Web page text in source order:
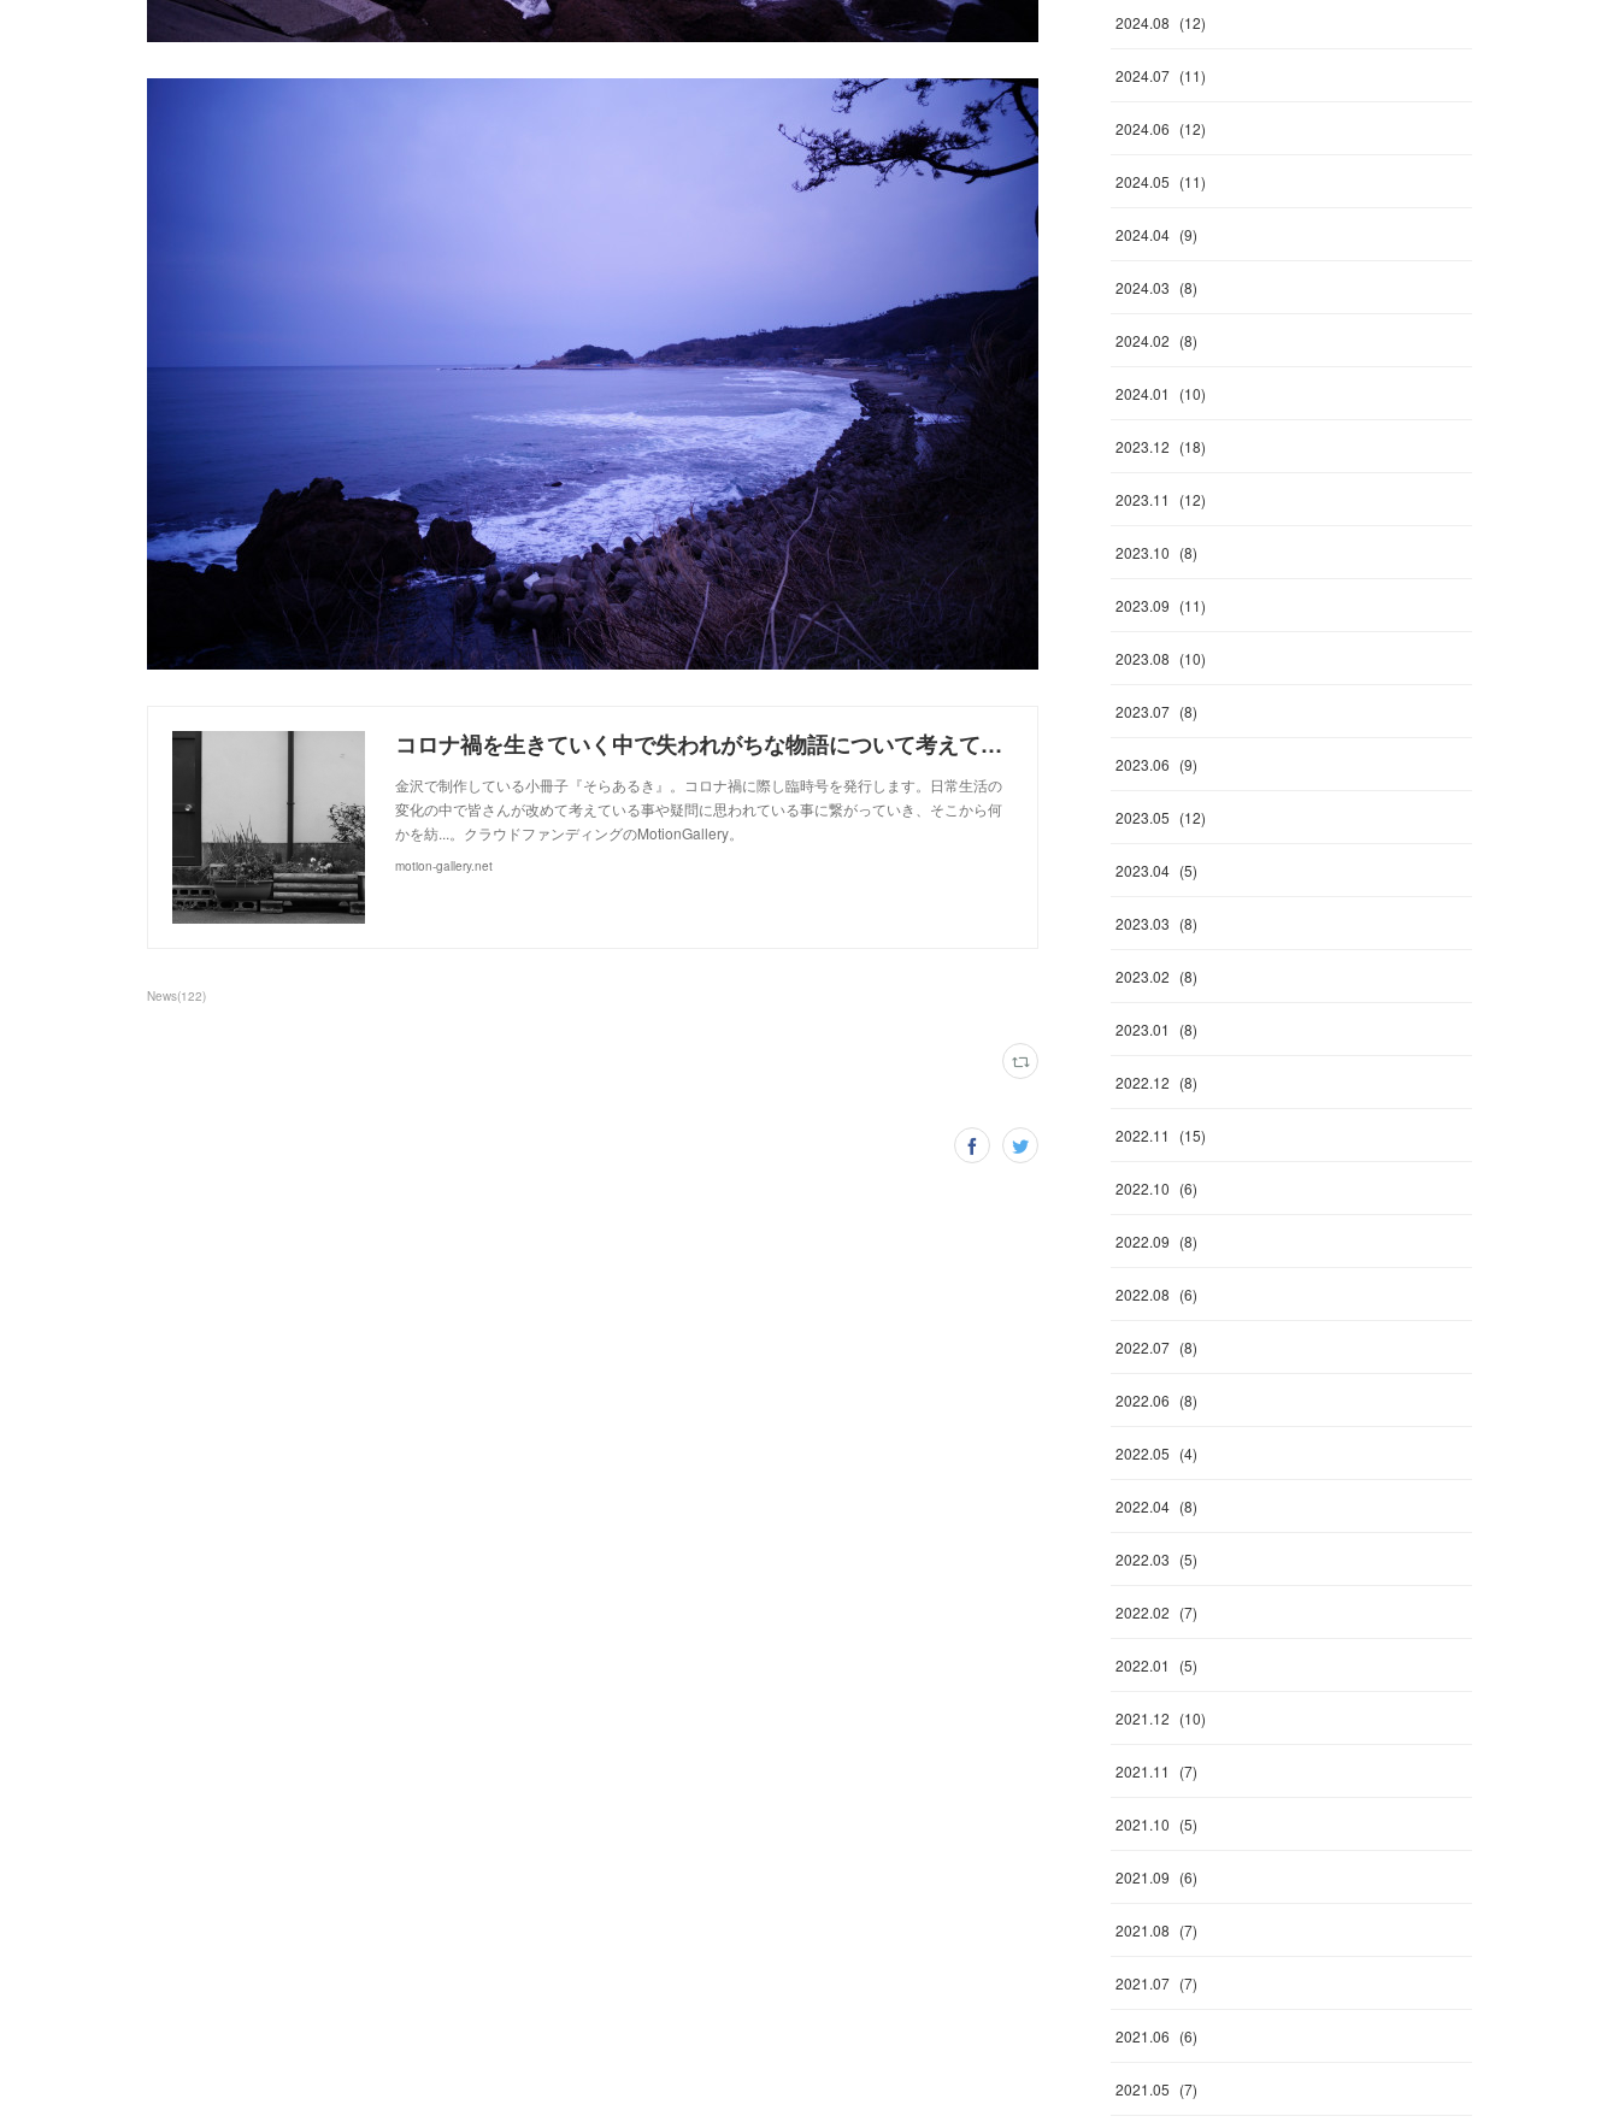
コロナ禍を生きていく中で失われがちな物語について考えて貰うきっかけになればと、小冊子「そらあるき 臨時号」を発行します。 | MOTION GALLERY
金沢で制作している小冊子『そらあるき』。コロナ禍に際し臨時号を発行します。日常生活の
変化の中で皆さんが改めて考えている事や疑問に思われている事に繋がっていき、そこから何
かを紡...。クラウドファンディングのMotionGallery。
motion-gallery.net
News(122)
2024.08 (12)
2024.07 (11)
2024.06 (12)
2024.05 (11)
2024.04 (9)
2024.03 (8)
2024.02 (8)
2024.01 (10)
2023.12 (18)
2023.11 (12)
2023.10 (8)
2023.09 (11)
2023.08 (10)
2023.07 (8)
2023.06 (9)
2023.05 (12)
2023.04 (5)
2023.03 (8)
2023.02 (8)
2023.01 (8)
2022.12 (8)
2022.11 (15)
2022.10 (6)
2022.09 (8)
2022.08 (6)
2022.07 (8)
2022.06 (8)
2022.05 (4)
2022.04 (8)
2022.03 (5)
2022.02 (7)
2022.01 (5)
2021.12 (10)
2021.11 (7)
2021.10 (5)
2021.09 (6)
2021.08 (7)
2021.07 (7)
2021.06 (6)
2021.05 (7)